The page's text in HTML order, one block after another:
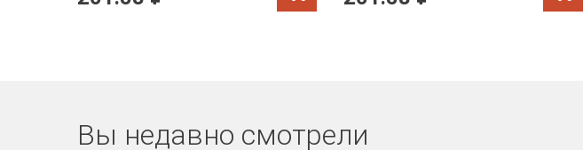
Вы недавно смотрели